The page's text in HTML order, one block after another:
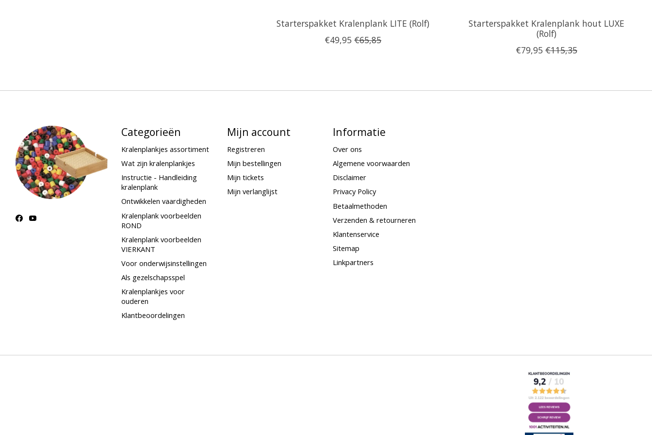
Starterspakket Kralenplank LITE (Rolf)
€49,95 €65,85
Starterspakket Kralenplank hout LUXE
(Rolf)
€79,95 €115,35
Categorieën
Kralenplankjes assortiment
Wat zijn kralenplankjes
Instructie - Handleiding
kralenplank
Ontwikkelen vaardigheden
Kralenplank voorbeelden
ROND
Kralenplank voorbeelden
VIERKANT
Voor onderwijsinstellingen
Als gezelschapsspel
Kralenplankjes voor
ouderen
Klantbeoordelingen
Mijn account
Registreren
Mijn bestellingen
Mijn tickets
Mijn verlanglijst
Informatie
Over ons
Algemene voorwaarden
Disclaimer
Privacy Policy
Betaalmethoden
Verzenden & retourneren
Klantenservice
Sitemap
Linkpartners